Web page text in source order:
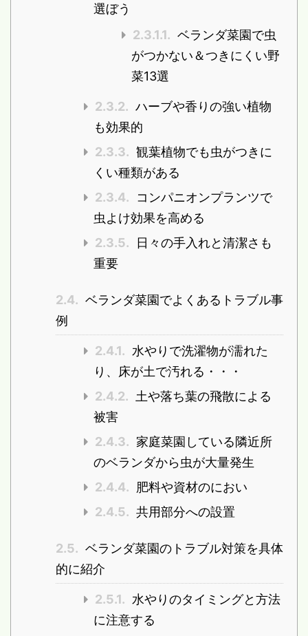
選ぼう
2.3.1.1. ベランダ菜園で虫
がつかない＆つきにくい野
菜13選
2.3.2. ハーブや香りの強い植物
も効果的
2.3.3. 観葉植物でも虫がつきに
くい種類がある
2.3.4.
コンパニオンプランツで
虫よけ効果を高める
2.3.5.
日々の手入れと清潔さも
重要
2.4. ベランダ菜園でよくあるトラブル事
例
2.4.1. 水やりで洗濯物が濡れた
り、床が土で汚れる・・・
2.4.2.
土や落ち葉の飛散による
被害
2.4.3. 家庭菜園している隣近所
のベランダから虫が大量発生
2.4.4.
肥料や資材のにおい
2.4.5. 共用部分への設置
2.5. ベランダ菜園のトラブル対策を具体
的に紹介
2.5.1. 水やりのタイミングと方法
に注意する